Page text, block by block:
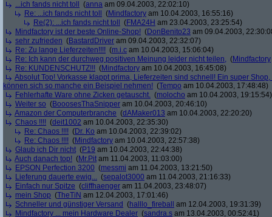
...ich fands nicht toll
(anna am 09.04.2003, 22:02:10)
Re: ...ich fands nicht toll
(Mindfactory am 10.04.2003, 16:55:16)
Re(2): ...ich fands nicht toll
(FMA24H am 23.04.2003, 23:25:54)
Mindfactory ist der beste Online-Shop! (DonBenito23 am 09.04.2003,
sehr zufrieden (BastardDriver am 09.04.2003, 22:32:07)
Re: Zu lange Lieferzeiten!!!! (m.i.c am 10.04.2003, 15:06:04)
Re: Ich kann der durchweg positiven Meinung leider nicht teilen, (Mindfactory
Re: KUNDENSCHUTZ!!! (Mindfactory am 10.04.2003, 16:45:08)
Absolut Top! Vorkasse klappt prima, Lieferzeiten sind schnell! Ein super
können sich so manche ein Beispiel nehmen! (Tempo am 10.04.2003, 17:48:48)
Fehlerhafte Ware ohne Zicken getauscht. (molocho am 10.04.2003, 19:15:54)
Weiter so (BooosesThaSnipper am 10.04.2003, 20:46:10)
Amazon der Computerbranche (dAMaker013 am 10.04.2003, 22:20:20)
Chaos !!!! (deit1002 am 10.04.2003, 22:35:30)
Re: Chaos !!!! (Dr. Ko am 10.04.2003, 22:39:02)
Re: Chaos !!!! (Mindfactory am 10.04.2003, 22:57:38)
Glaub ich Dir nicht (P19 am 10.04.2003, 22:44:38)
Auch danach top! (Mr.Pit am 11.04.2003, 11:03:00)
EPSON Perfection 3200 (messmi am 11.04.2003, 13:21:50)
Lieferung dauerte ewig... (sepalot3000 am 11.04.2003, 21:16:33)
Einfach nur Spitze (cliffhaenger am 11.04.2003, 23:48:07)
mein Shop (TheTiN am 12.04.2003, 17:01:46)
Schneller und günstiger Versand (halllo_fireball
am 12.04.2003, 19:31:39)
Mindfactory ... mein Hardware Dealer (sandra.s am 13.04.2003, 00:52:41)